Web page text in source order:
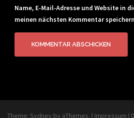
Name, E-Mail-Adresse und Website in
meinen nächsten Kommentar
Theme: Sydney by aThemes. | Impressum |